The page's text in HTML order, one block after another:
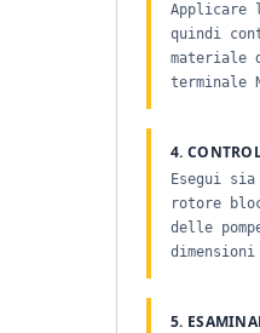
Applicare
quindi
materiale
terminale
4.
Esegui
rotore
delle
5.